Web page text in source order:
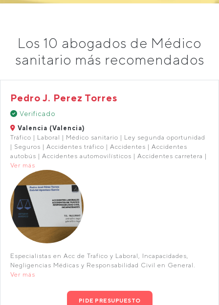
Los 10 abogados de Médico
sanitario más recomendados
Pedro J. Perez Torres
Verificado
Valencia (Valencia)
Tráfico | Laboral | Médico sanitario | Ley segunda oportunidad
| Seguros | Accidentes tráfico | Accidentes | Accidentes
autobús | Accidentes automovilísticos | Accidentes carretera |
Ver más
Especialistas en Acc de Trafico y Laboral, Incapacidades,
Negligencias Médicas y Responsabilidad Civil en General.
Ver más
PIDE PRESUPUESTO